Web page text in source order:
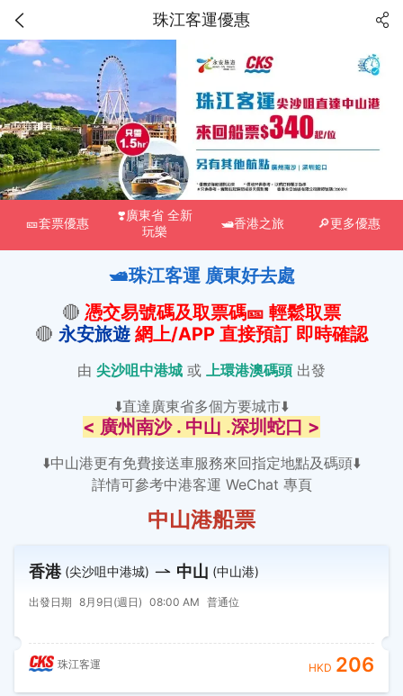
珠江客運優惠
🎫套票優惠
❣️廣東省 全新
玩樂
🛥️香港之旅 🔎更多優惠
🛥️珠江客運 廣東好去處
🔴 憑交易號碼及取票碼🎫 輕鬆取票
🔴 永安旅遊 網上/APP 直接預訂 即時確認
由 尖沙咀中港城 或 上環港澳碼頭 出發
⬇️直達廣東省多個方要城市⬇️
< 廣州南沙 . 中山 .深圳蛇口 >
⬇️中山港更有免費接送車服務來回指定地點及碼頭⬇️
詳情可參考中港客運 WeChat 專頁
中山港船票
香港 (尖沙咀中港城) 中山 (中山港)
出發日期 8月9日(週日) 08:00 AM 普通位
珠江客運 HKD 206